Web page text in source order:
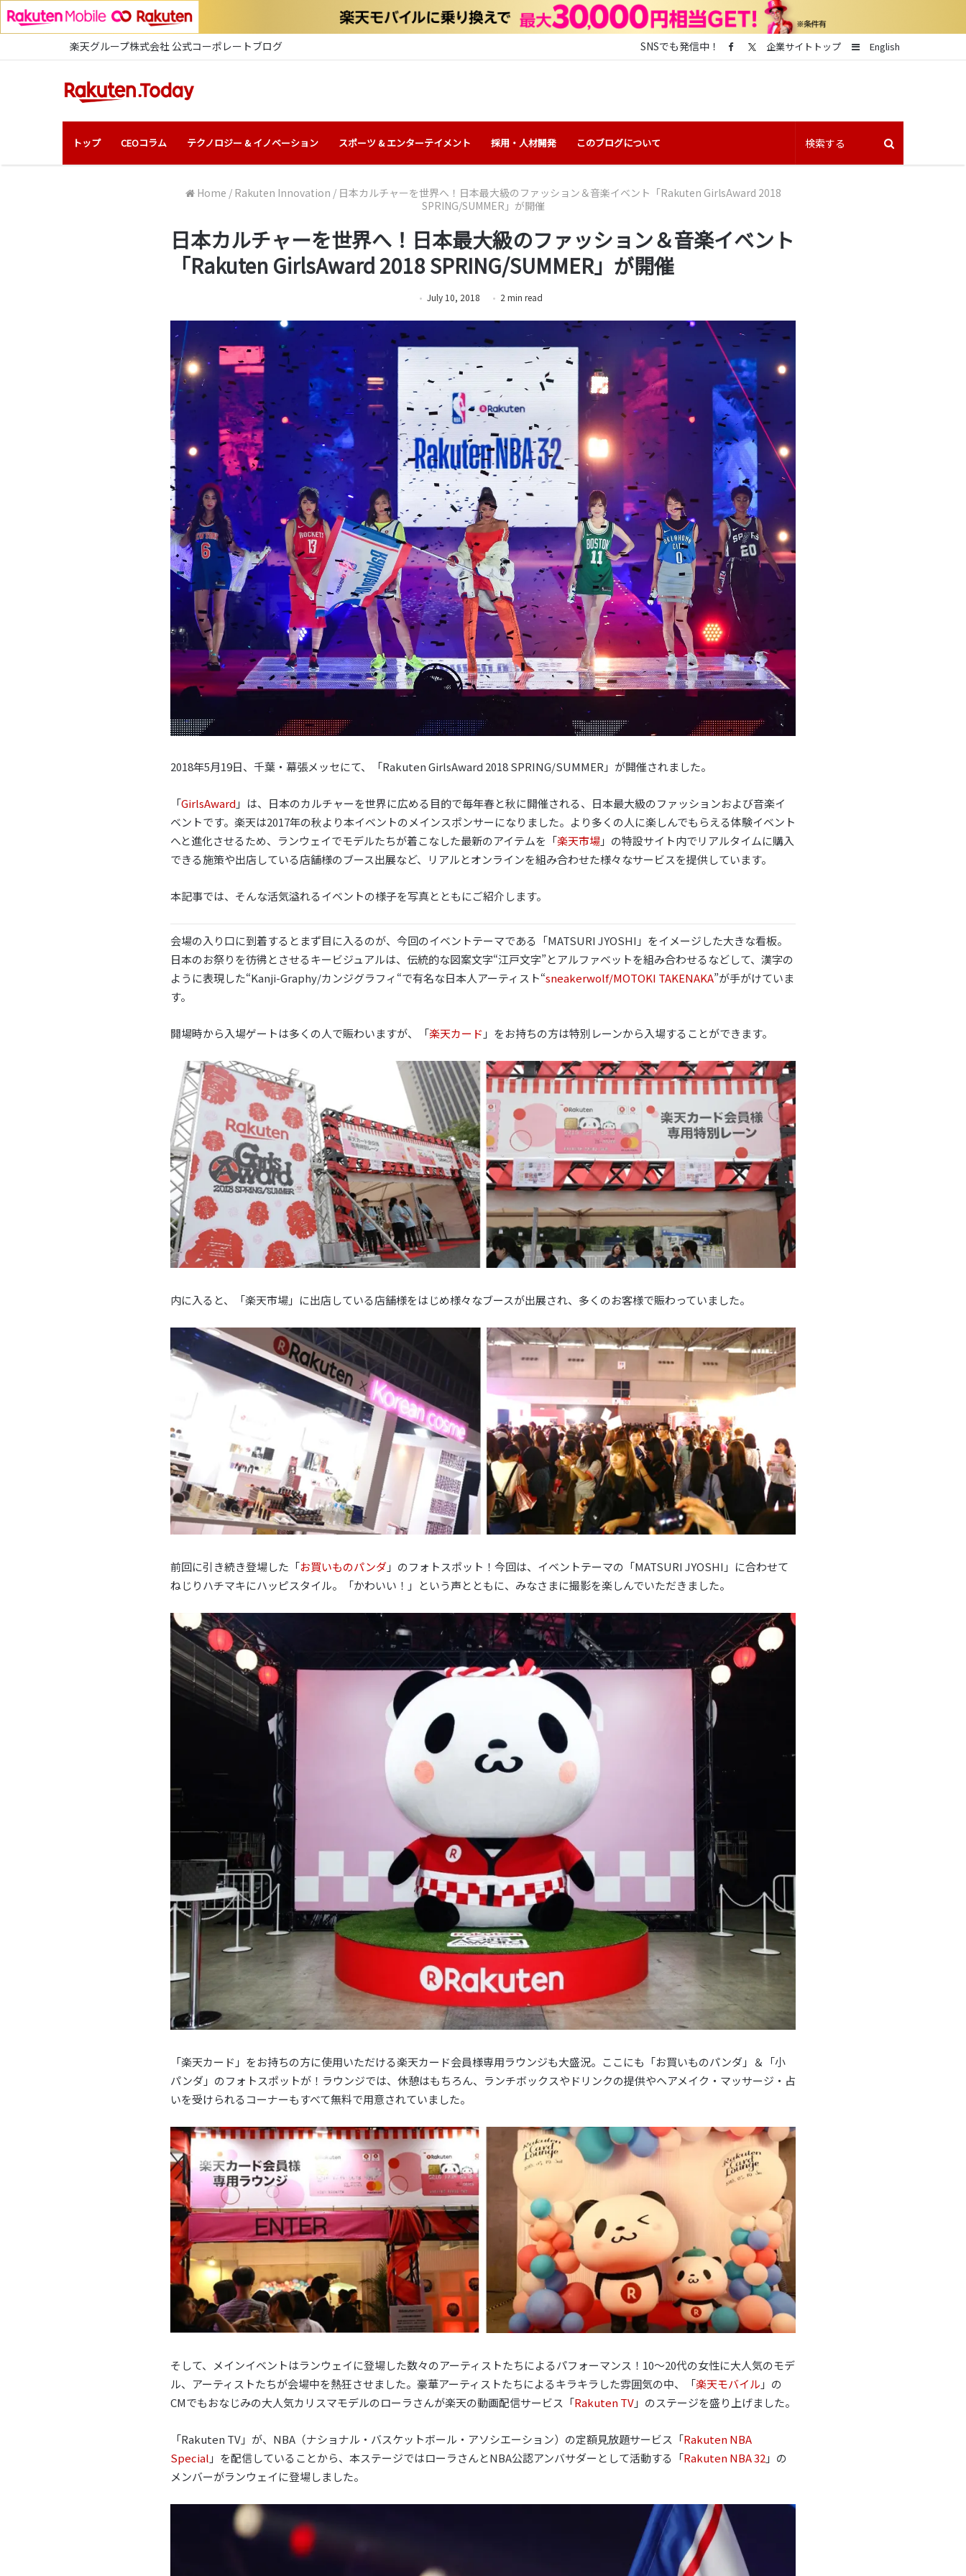
楽天グループ株式会社 公式コーポレートブログ English
Sidebar
企業サイトトップ
SNSでも発信中！
トップ CEOコラム テクノロジー & イノベーション スポーツ & エンターテイメント 採用・人材開発 このブログについて
Home / Rakuten Innovation / 日本カルチャーを世界へ！日本最大級のファッション＆音楽イベント「Rakuten GirlsAward 2018
SPRING/SUMMER」が開催
日本カルチャーを世界へ！日本最大級のファッション＆音楽イベント
「Rakuten GirlsAward 2018 SPRING/SUMMER」が開催
July 10, 2018 2 min read
2018年5月19日、千葉・幕張メッセにて、「Rakuten GirlsAward 2018 SPRING/SUMMER」が開催されました。
「GirlsAward 」は、日本のカルチャーを世界に広める目的で毎年春と秋に開催される、日本最大級のファッションおよび音楽イ
ベントです。楽天は2017年の秋より本イベントのメインスポンサーになりました。より多くの人に楽しんでもらえる体験イベント
へと進化させるため、ランウェイでモデルたちが着こなした最新のアイテムを「楽天市場」の特設サイト内でリアルタイムに購入
できる施策や出店している店舗様のブース出展など、リアルとオンラインを組み合わせた様々なサービスを提供しています。
本記事では、そんな活気溢れるイベントの様子を写真とともにご紹介します。
会場の入り口に到着するとまず目に入るのが、今回のイベントテーマである「MATSURI JYOSHI」をイメージした大きな看板。
日本のお祭りを彷彿とさせるキービジュアルは、伝統的な図案文字“江戸文字”とアルファベットを組み合わせるなどして、漢字の
ように表現した“Kanji-Graphy/カンジグラフィ“で有名な日本人アーティスト“sneakerwolf/MOTOKI TAKENAKA”が手がけていま
す。
開場時から入場ゲートは多くの人で賑わいますが、「楽天カード 」をお持ちの方は特別レーンから入場することができます。
内に入ると、「楽天市場」に出店している店舗様をはじめ様々なブースが出展され、多くのお客様で賑わっていました。
前回に引き続き登場した「お買いものパンダ」のフォトスポット！今回は、イベントテーマの「MATSURI JYOSHI」に合わせて
ねじりハチマキにハッピスタイル。「かわいい！」という声とともに、みなさまに撮影を楽しんでいただきました。
「楽天カード」をお持ちの方に使用いただける楽天カード会員様専用ラウンジも大盛況。ここにも「お買いものパンダ」＆「小
パンダ」のフォトスポットが！ラウンジでは、休憩はもちろん、ランチボックスやドリンクの提供やヘアメイク・マッサージ・占
いを受けられるコーナーもすべて無料で用意されていました。
そして、メインイベントはランウェイに登場した数々のアーティストたちによるパフォーマンス！10～20代の女性に大人気のモデ
ル、アーティストたちが会場中を熱狂させました。豪華アーティストたちによるキラキラした雰囲気の中、「楽天モバイル 」の
CMでもおなじみの大人気カリスマモデルのローラさんが楽天の動画配信サービス「Rakuten TV」のステージを盛り上げました。
「Rakuten TV」が、NBA（ナショナル・バスケットボール・アソシエーション）の定額見放題サービス「Rakuten NBA
Special 」を配信していることから、本ステージではローラさんとNBA公認アンバサダーとして活動する「Rakuten NBA 32 」の
メンバーがランウェイに登場しました。